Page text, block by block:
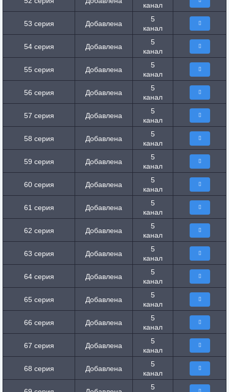
канал
53 серия Добавлена
5
канал
54 серия Добавлена
5
канал
55 серия Добавлена
5
канал
56 серия Добавлена
5
канал
57 серия Добавлена
5
канал
58 серия Добавлена
5
канал
59 серия Добавлена
5
канал
60 серия Добавлена
5
канал
61 серия Добавлена
5
канал
62 серия Добавлена
5
канал
63 серия Добавлена
5
канал
64 серия Добавлена
5
канал
65 серия Добавлена
5
канал
66 серия Добавлена
5
канал
67 серия Добавлена
5
канал
68 серия Добавлена
5
канал
5